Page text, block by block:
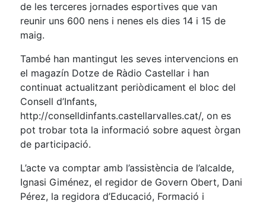
de les terceres jornades esportives que van
reunir uns 600 nens i nenes els dies 14 i 15 de
maig.
També han mantingut les seves intervencions en
el magazín Dotze de Ràdio Castellar i han
continuat actualitzant periòdicament el bloc del
Consell d’Infants,
http://conselldinfants.castellarvalles.cat/, on es
pot trobar tota la informació sobre aquest òrgan
de participació.
L’acte va comptar amb l’assistència de l’alcalde,
Ignasi Giménez, el regidor de Govern Obert, Dani
Pérez, la regidora d’Educació, Formació i